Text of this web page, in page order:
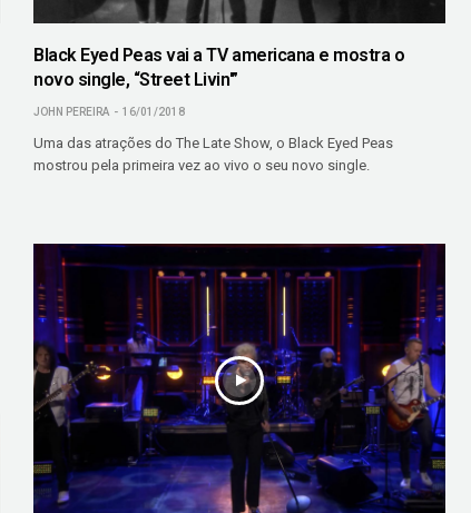
Black Eyed Peas vai a TV americana e mostra o
novo single, “Street Livin'”
JOHN PEREIRA 16/01/2018
Uma das atrações do The Late Show, o Black Eyed Peas
mostrou pela primeira vez ao vivo o seu novo single.